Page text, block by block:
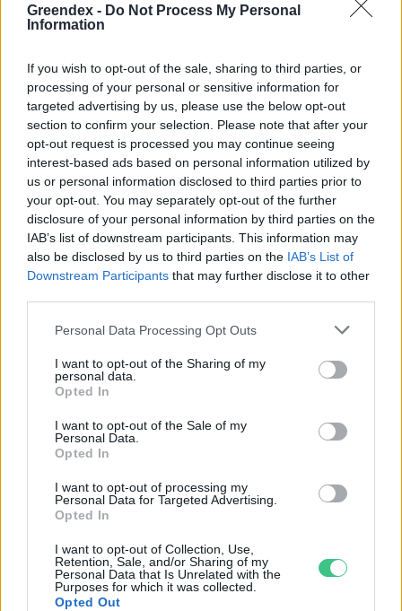
Greendex - Do Not Process My Personal
Information
If you wish to opt-out of the sale, sharing to third parties, or
processing of your personal or sensitive information for
targeted advertising by us, please use the below opt-out
section to confirm your selection. Please note that after your
opt-out request is processed you may continue seeing
interest-based ads based on personal information utilized by
us or personal information disclosed to third parties prior to
your opt-out. You may separately opt-out of the further
disclosure of your personal information by third parties on the
IAB’s list of downstream participants. This information may
also be disclosed by us to third parties on the IAB’s List of
Downstream Participants that may further disclose it to other
Personal Data Processing Opt Outs
I want to opt-out of the Sharing of my
personal data.
Opted In
I want to opt-out of the Sale of my
Personal Data.
Opted In
I want to opt-out of processing my
Personal Data for Targeted Advertising.
Opted In
I want to opt-out of Collection, Use,
Retention, Sale, and/or Sharing of my
Personal Data that Is Unrelated with the
Purposes for which it was collected.
Opted Out
szomjas vagyok, hiszen jóval kevesebb lett
a felére csökken. Valahogy lelkileg is ad egy
többletet, ha az a tér, ahol az ember eszik,
átlátható és nem túlzsúfolt. Könnyebb az
elpakolás egy nagyobb főzés után, és eddig
egyszer sem éreztem, hogy valami hiányozna
azok közül, amiktől megszabadultam.
Rengeteg fontos információ vár még rád!
Képek: canva.com
Tóth Júlia Éva
A szerző további cikkei
Pár éven belül szivacsvárosokká